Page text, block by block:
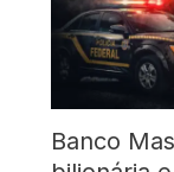
Banco